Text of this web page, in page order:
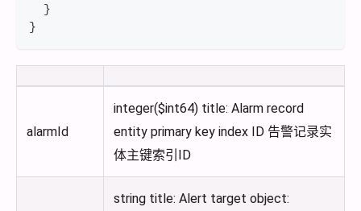
}
}
alarmId
integer($int64) title: Alarm record
entity primary key index ID 告警记录实
体主键索引ID
string title: Alert target object: